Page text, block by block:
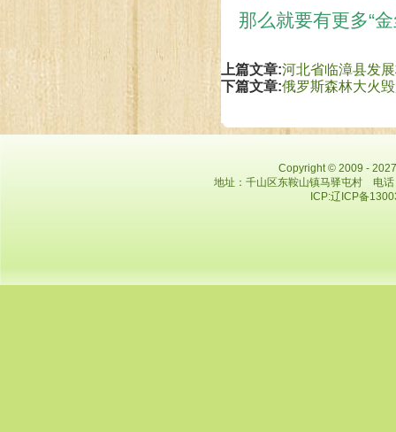
那么就要有更多“
上篇文章:河北省临漳县发
下篇文章:俄罗斯森林大火
Copyright © 2009 -
地址：千山区东鞍山镇马驿屯村
ICP:辽ICP备